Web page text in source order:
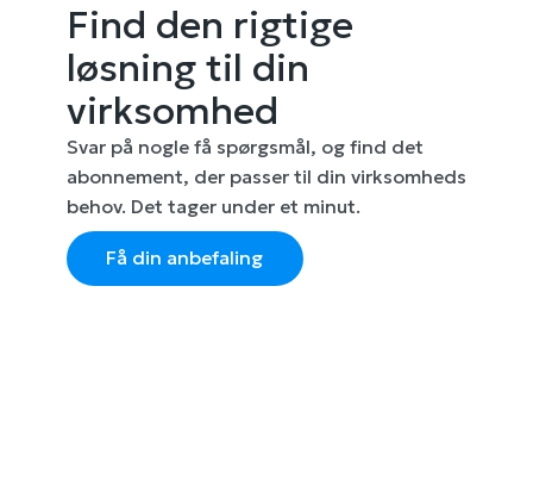
Find den rigtige
løsning til din
virksomhed
Svar på nogle få spørgsmål, og find det
abonnement, der passer til din virksomheds
behov. Det tager under et minut.
Få din anbefaling